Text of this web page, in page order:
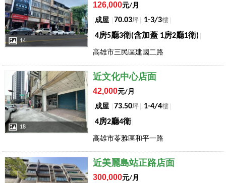
14
126,000元/月
成屋
70.03坪 1-3/3樓
4房5廳3衛(含加蓋 1房2廳1衛)
高雄市三民區建國二路
店長推薦
18
近文化中心店面
42,000元/月
成屋
73.50坪 1-4/4樓
4房2廳4衛
高雄市苓雅區和平一路
店長推薦 近美麗島站正路店面
300,000元/月